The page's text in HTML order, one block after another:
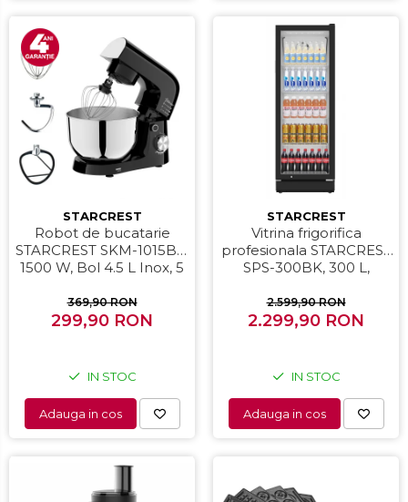
STARCREST
Robot de bucatarie
STARCREST SKM-1015BK,
1500 W, Bol 4.5 L Inox, 5
Pulse, Negru
369,90 RON
299,90 RON
IN STOC
Adauga in cos
STARCREST
Vitrina frigorifica
profesionala STARCREST
SPS-300BK, 300 L,
Iluminare LED, H 169.5
cm, Negru
2.599,90 RON
2.299,90 RON
IN STOC
Adauga in cos